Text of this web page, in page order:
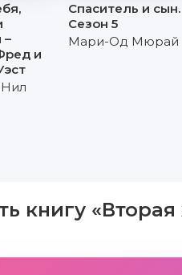
–
и
Нил
Спаситель и сын.
Сезон 5
Мари-Од Мюрай
книгу